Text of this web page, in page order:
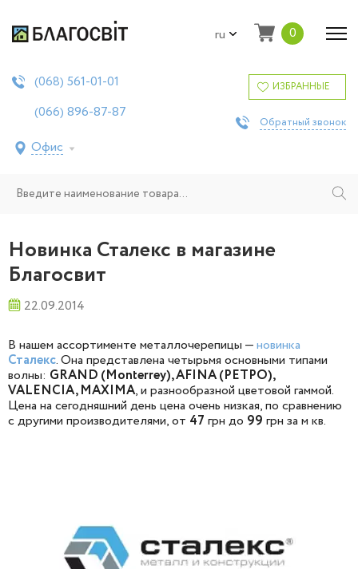
ru 0
(068) 561-01-01
(066) 896-87-87
Офис
ИЗБРАННЫЕ
Обратный звонок
Новинка Сталекс в магазине
Благосвит
22.09.2014
В нашем ассортименте металлочерепицы —новинка
Сталекс. Она представлена четырьмя основными типами
волны: GRAND (Моntеrrey), AFINA (РЕТРО),
VALENCIA, MAXIMA, и разнообразной цветовой гаммой.
Цена на сегодняшний день цена очень низкая, по сравнению
с другими производителями, от 47 грн до 99 грн за м кв.